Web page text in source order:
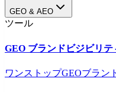
GEO & AEO
ツール
GEO ブランドビジビリテ
ワンストップGEOブラン